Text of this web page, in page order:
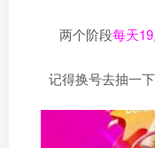
两个阶段每天
记得换号去抽一